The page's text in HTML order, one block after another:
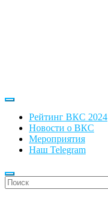
Рейтинг ВКС 2024
Новости о ВКС
Мероприятия
Наш Telegram
'Найти: